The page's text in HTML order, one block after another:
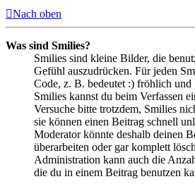
Nach oben
Was sind Smilies?
Smilies sind kleine Bilder, die
Gefühl auszudrücken. Für jeden
Code, z. B. bedeutet :) fröhlich
Smilies kannst du beim Verfassen
Versuche bitte trotzdem, Smilies
sie können einen Beitrag schnell
Moderator könnte deshalb deinen
überarbeiten oder gar komplett
Administration kann auch die
die du in einem Beitrag benutzen